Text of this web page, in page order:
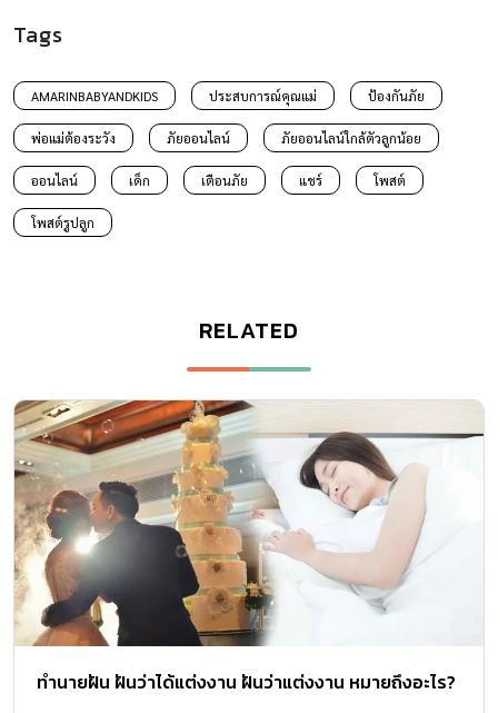
Tags
AMARINBABYANDKIDS ประสบการณ์คุณแม่ ป้องกันภัย
พ่อแม่ต้องระวัง ภัยออนไลน์ ภัยออนไลน์ใกล้ตัวลูกน้อย
ออนไลน์ เด็ก เตือนภัย แชร์ โพสต์
โพสต์รูปลูก
RELATED
ทำนายฝัน ฝันว่าได้แต่งงาน ฝันว่าแต่งงาน หมายถึงอะไร?